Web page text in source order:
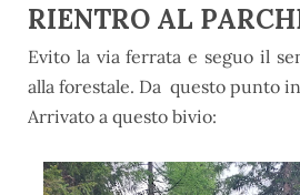
RIENTRO AL
Evito la via ferrata e seguo il
alla forestale. Da questo punto
Arrivato a questo bivio: